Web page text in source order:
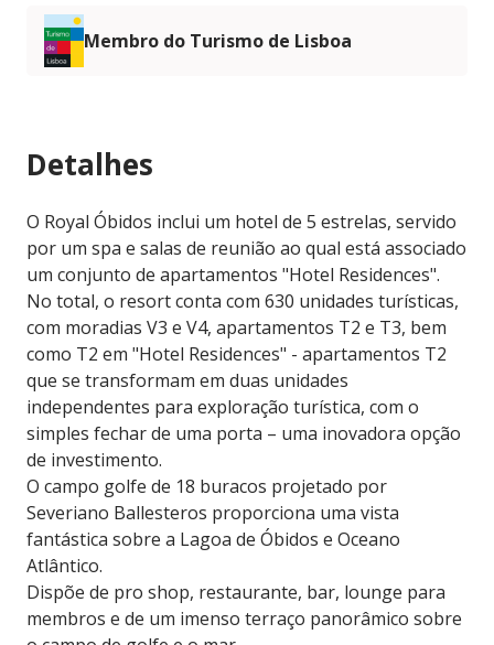
Membro do Turismo de Lisboa
Detalhes
O Royal Óbidos inclui um hotel de 5 estrelas, servido
por um spa e salas de reunião ao qual está associado
um conjunto de apartamentos "Hotel Residences".
No total, o resort conta com 630 unidades turísticas,
com moradias V3 e V4, apartamentos T2 e T3, bem
como T2 em "Hotel Residences" - apartamentos T2
que se transformam em duas unidades
independentes para exploração turística, com o
simples fechar de uma porta – uma inovadora opção
de investimento.
O campo golfe de 18 buracos projetado por
Severiano Ballesteros proporciona uma vista
fantástica sobre a Lagoa de Óbidos e Oceano
Atlântico.
Dispõe de pro shop, restaurante, bar, lounge para
membros e de um imenso terraço panorâmico sobre